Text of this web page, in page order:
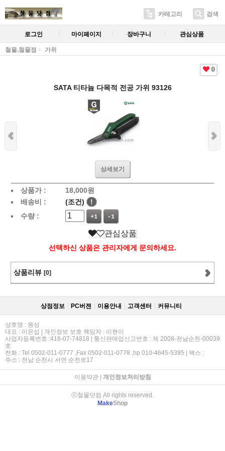
카테고리 검색
로그인 마이페이지 장바구니 관심상품
철물,철물점 가위
0
SATA 티타늄 다목적 전공 가위 93126
상세보기
상품가 : 18,000원
배송비 :
(조건)
!
수량 :
+1 -1
관심상품
선택하신 상품은 관리자에게 문의하세요.
상품리뷰 [0]
상점정보 PC버젼 이용안내 고객센터 커뮤니티
상호명 : 동성
대표 : 이은섭 | 개인정보 보호 책임자 : 이현이
사업자등록번호 :416-07-74818 | 통신판매업신고번호 : 제 2008-전남순천-00039
호
전화 : Tel 0502-011-0777 ,Fax 0502-011-0778 ,hp 010-4645-5395 | 팩스 :
주소 : 전남 순천시 서면 순천로17
이용약관| 개인정보처리방침
ⓒ철물닷컴 All rights reserved.
MakeShop